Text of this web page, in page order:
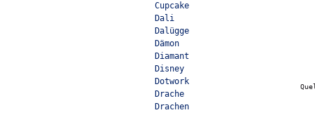
Cupcake
Dali
Dalügge
Dämon
Diamant
Disney
Dotwork
Drache
Drachen